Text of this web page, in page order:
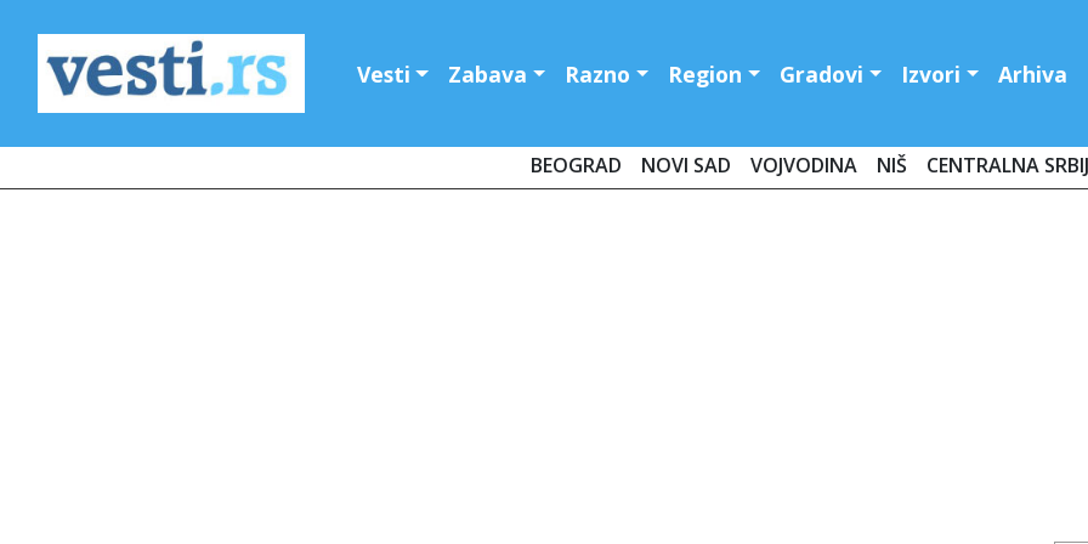
Vesti Zabava Razno Region Gradovi Izvori Arhiva
BEOGRAD NOVI SAD VOJVODINA NIŠ CENTRALNA